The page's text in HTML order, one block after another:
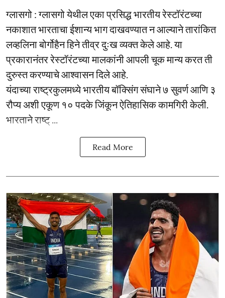
ग्लासगो : ग्लासगो येथील एका प्रसिद्ध भारतीय रेस्टॉरंटच्या
नकाशात भारताचा ईशान्य भाग दाखवण्यात न आल्याने तारांकित
लव्हलिना बोर्गोहैन हिने तीव्र दुःख व्यक्त केले आहे. या
प्रकारानंतर रेस्टॉरंटच्या मालकांनी आपली चूक मान्य करत ती
दुरुस्त करण्याचे आश्वासन दिले आहे.
यंदाच्या राष्ट्रकुलमध्ये भारतीय बॉक्सिंग संघाने ७ सुवर्ण आणि ३
रौप्य अशी एकूण १० पदके जिंकून ऐतिहासिक कामगिरी केली.
भारताने राष्ट् ...
Read More